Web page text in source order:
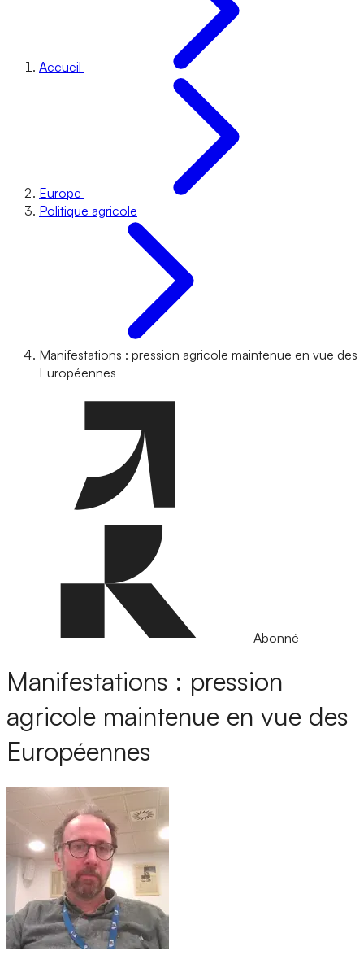
Accueil
Europe
Politique agricole
Manifestations : pression agricole maintenue en vue des
Européennes
Abonné
Manifestations : pression
agricole maintenue en vue des
Européennes